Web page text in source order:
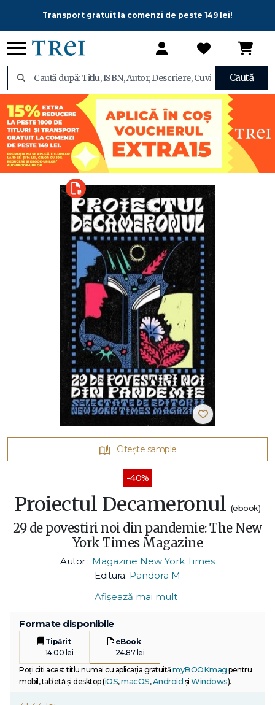
Transport gratuit la comenzi de peste 149 lei!
Caută
Citește sample
-40%
Proiectul Decameronul (ebook)
29 de povestiri noi din pandemie: The New
York Times Magazine
Autor : Magazine New York Times
Editura: Pandora M
Afișează mai mult
Formate disponibile
Tipărit
14.00 lei
eBook
24.87 lei
Poți citi acest titlu numai cu aplicația gratuitămyBOOKmag pentru
mobil, tabletă și desktop (iOS,macOS,Android și Windows).